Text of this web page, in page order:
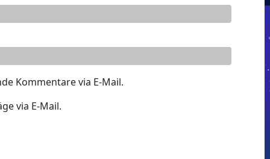
Kommentare via E-Mail.
via E-Mail.